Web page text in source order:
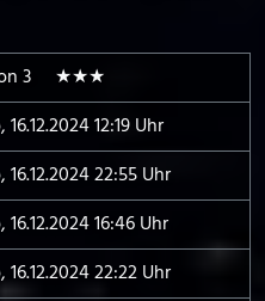
3 ★★★
16.12.2024 12:19 Uhr
16.12.2024 22:55 Uhr
16.12.2024 16:46 Uhr
16.12.2024 22:22 Uhr